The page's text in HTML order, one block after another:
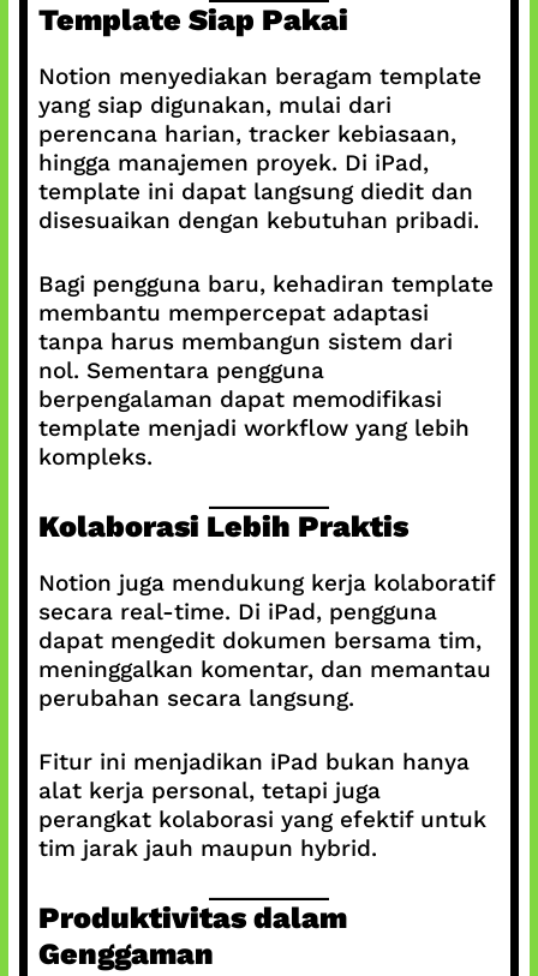
Template Siap Pakai
Notion menyediakan beragam template
yang siap digunakan, mulai dari
perencana harian, tracker kebiasaan,
hingga manajemen proyek. Di iPad,
template ini dapat langsung diedit dan
disesuaikan dengan kebutuhan pribadi.
Bagi pengguna baru, kehadiran template
membantu mempercepat adaptasi
tanpa harus membangun sistem dari
nol. Sementara pengguna
berpengalaman dapat memodifikasi
template menjadi workflow yang lebih
kompleks.
Kolaborasi Lebih Praktis
Notion juga mendukung kerja kolaboratif
secara real-time. Di iPad, pengguna
dapat mengedit dokumen bersama tim,
meninggalkan komentar, dan memantau
perubahan secara langsung.
Fitur ini menjadikan iPad bukan hanya
alat kerja personal, tetapi juga
perangkat kolaborasi yang efektif untuk
tim jarak jauh maupun hybrid.
Produktivitas dalam
Genggaman